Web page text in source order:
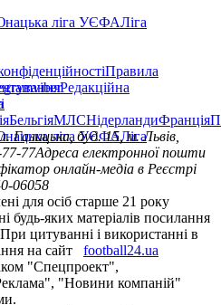
ліга УЄФАЛіга
Правила
Редакційна
viber
БельгіяМЛСНідерландиФранція
ліга УЄФАЛіга
Галицька, буд. 15, м. Львів,
77Адреса електронної пошти
онлайн-медіа в Реєстрі
06058
для осіб старше 21 року
будь-яких матеріалів посилання
цитуванні і використанні в
на сайт
football24.ua
"Спецпроект",
"Новини компаній"